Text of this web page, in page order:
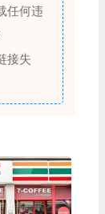
任何违
接失